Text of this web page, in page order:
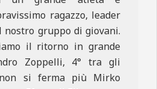
ragazzo, leader
nostro gruppo di giovani.
il ritorno in grande
Zoppelli, 4° tra gli
si ferma più Mirko